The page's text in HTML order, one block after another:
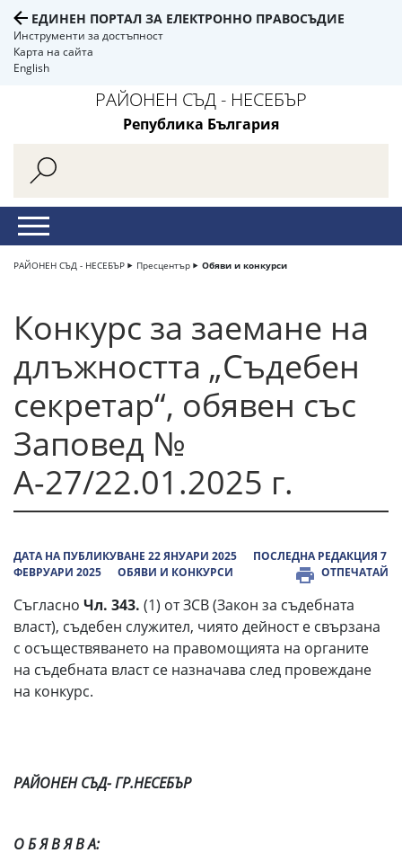
ЕДИНЕН ПОРТАЛ ЗА ЕЛЕКТРОННО ПРАВОСЪДИЕ
Инструменти за достъпност
Карта на сайта
English
РАЙОНЕН СЪД - НЕСЕБЪР
Република България
РАЙОНЕН СЪД - НЕСЕБЪР Пресцентър Обяви и конкурси
Конкурс за заемане на
длъжността „Съдебен
секретар“, обявен със
Заповед №
А-27/22.01.2025 г.
ДАТА НА ПУБЛИКУВАНЕ 22 ЯНУАРИ 2025
ПОСЛЕДНА РЕДАКЦИЯ 7
ФЕВРУАРИ 2025
ОБЯВИ И КОНКУРСИ ОТПЕЧАТАЙ
Съгласно Чл. 343. (1) от ЗСВ (Закон за съдебната
власт), съдебен служител, чиято дейност е свързана
с осъществяването на правомощията на органите
на съдебната власт се назначава след провеждане
на конкурс.
РАЙОНЕН СЪД- ГР.НЕСЕБЪР
О Б Я В Я В А: